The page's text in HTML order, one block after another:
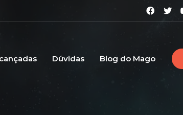
Dúvidas Blog do Mago